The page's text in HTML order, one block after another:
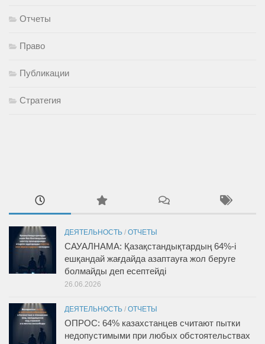
Отчеты
Право
Публикации
Стратегия
ДЕЯТЕЛЬНОСТЬ / ОТЧЕТЫ
САУАЛНАМА: Қазақстандықтардың 64%-і
ешқандай жағдайда азаптауға жол беруге
болмайды деп есептейді
26.06.2026
ДЕЯТЕЛЬНОСТЬ / ОТЧЕТЫ
ОПРОС: 64% казахстанцев считают пытки
недопустимыми при любых обстоятельствах